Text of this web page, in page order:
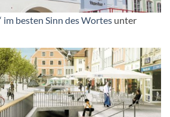
im besten Sinn des Wortes unter